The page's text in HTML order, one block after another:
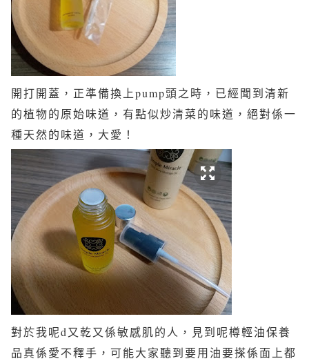
開打開蓋，正準備換上pump頭之時，已經聞到清新
的植物的原始味道，有點似炒清菜的味道，絕對係一
種天然的味道，大愛！
對於我呢d又乾又係敏感肌的人，見到呢樽輕油保養
品真係愛不釋手，可能大家聽到要用油要搽係面上都